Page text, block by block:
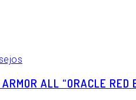
ALL “ORACLE RED